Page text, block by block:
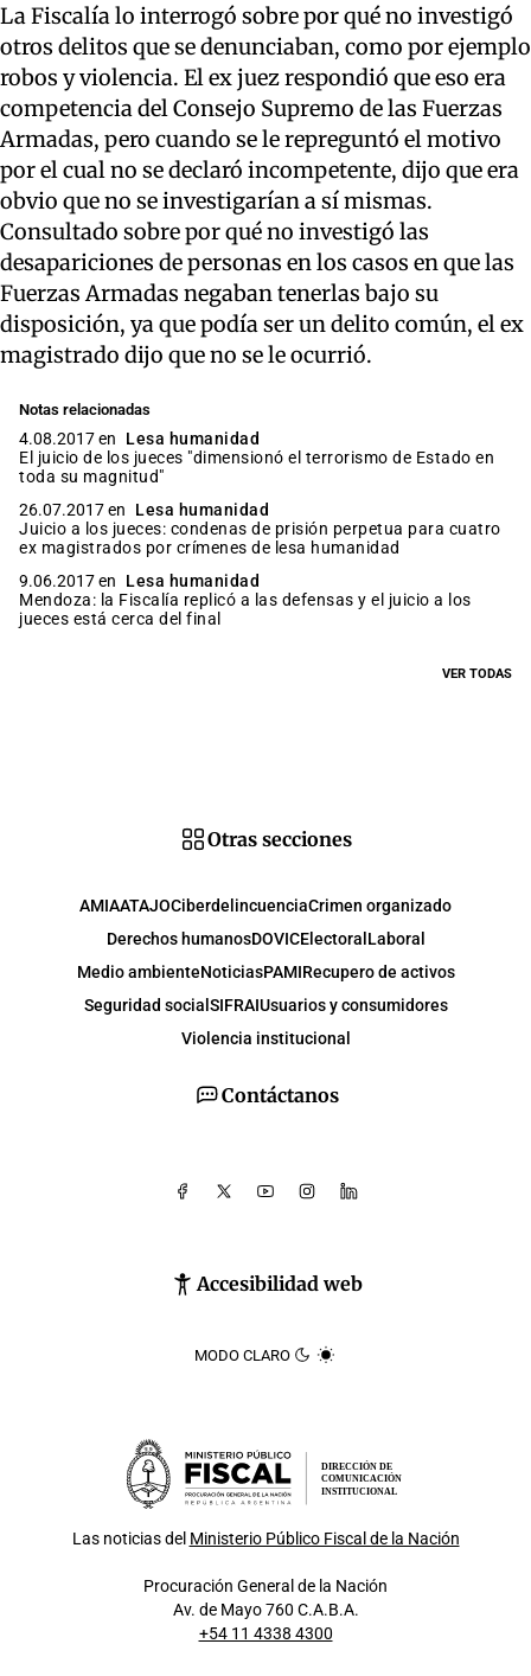
La Fiscalía lo interrogó sobre por qué no investigó
otros delitos que se denunciaban, como por ejemplo
robos y violencia. El ex juez respondió que eso era
competencia del Consejo Supremo de las Fuerzas
Armadas, pero cuando se le repreguntó el motivo
por el cual no se declaró incompetente, dijo que era
obvio que no se investigarían a sí mismas.
Consultado sobre por qué no investigó las
desapariciones de personas en los casos en que las
Fuerzas Armadas negaban tenerlas bajo su
disposición, ya que podía ser un delito común, el ex
magistrado dijo que no se le ocurrió.
Notas relacionadas
4.08.2017 en
Lesa humanidad
El juicio de los jueces "dimensionó el terrorismo de Estado en
toda su magnitud"
26.07.2017 en
Lesa humanidad
Juicio a los jueces: condenas de prisión perpetua para cuatro
ex magistrados por crímenes de lesa humanidad
9.06.2017 en
Lesa humanidad
Mendoza: la Fiscalía replicó a las defensas y el juicio a los
jueces está cerca del final
VER TODAS
Contáctanos
Accesibilidad web
MODO CLARO
Otras secciones
AMIAATAJOCiberdelincuenciaCrimen organizado
Derechos humanosDOVICElectoral Laboral
Medio ambienteNoticiasPAMIRecupero de activos
Seguridad social SIFRAIUsuarios y consumidores
Violencia institucional
DIRECCIÓN DE
COMUNICACIÓN
INSTITUCIONAL
Las noticias del Ministerio Público Fiscal de la Nación
Procuración General de la Nación
Av. de Mayo 760 C.A.B.A.
+54 11 4338 4300